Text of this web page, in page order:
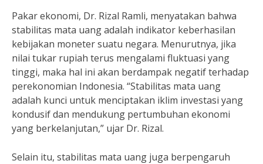
Pakar ekonomi, Dr. Rizal Ramli, menyatakan bahwa
stabilitas mata uang adalah indikator keberhasilan
kebijakan moneter suatu negara. Menurutnya, jika
nilai tukar rupiah terus mengalami fluktuasi yang
tinggi, maka hal ini akan berdampak negatif terhadap
perekonomian Indonesia. “Stabilitas mata uang
adalah kunci untuk menciptakan iklim investasi yang
kondusif dan mendukung pertumbuhan ekonomi
yang berkelanjutan,” ujar Dr. Rizal.
Selain itu, stabilitas mata uang juga berpengaruh